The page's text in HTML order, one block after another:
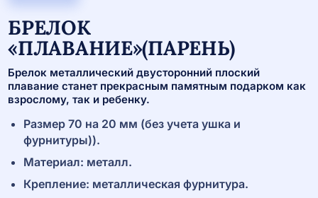
БРЕЛОК
«ПЛАВАНИЕ»(ПАРЕНЬ)
Брелок металлический двусторонний плоский
плавание станет прекрасным памятным подарком как
взрослому, так и ребенку.
Размер 70 на 20 мм (без учета ушка и
фурнитуры)).
Материал: металл.
Крепление: металлическая фурнитура.